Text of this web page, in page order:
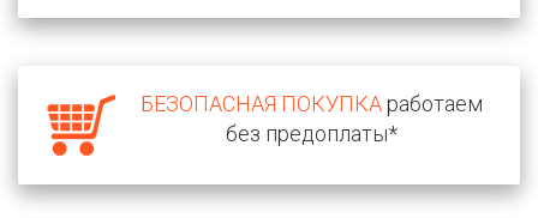
БЕЗОПАСНАЯ ПОКУПКАработаем
без предоплаты*